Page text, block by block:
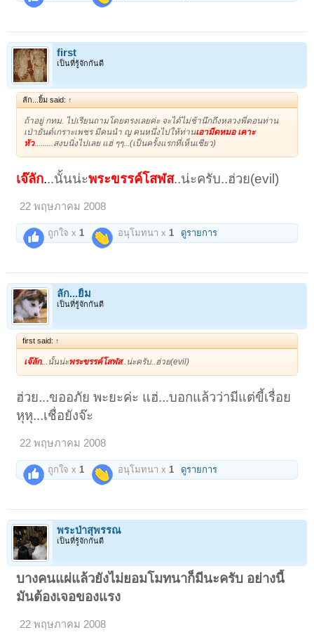
first
เป็นที่รู้จักกันดี
ลัก...ยิ้ม said: ↑
ถ้าอยู่ กทม. ไปเรียนถามโดยตรงเลยค่ะ จะได้ไม่ช้านึกถึงหลวงพี่ตอนท่าน
เป่ายันต์เกราะเพชร มีคนนำ ญ คนหนึ่งไปให้ท่านเอามีดหมอ เคาะ
หัว.........สงบนิ่งไปเลย แฮ่ ๆๆ...(เป็นครั้งแรกที่เห็นเชียว)
เจ๊ลัก...นั้นน่ะพระขรรค์โสฬส..น่ะครับ..ฮ่วย(evil)
22 พฤษภาคม 2008
ถูกใจ x1 อนุโมทนา x1 ดูรายการ
ลัก...ยิ้ม
เป็นที่รู้จักกันดี
first said: ↑
เจ๊ลัก. ..นั้นน่ะพระขรรค์โสฬส..น่ะครับ..ฮ่วย(evil)
ฮ่วย...ขออภัย พะยะค่ะ แฮ่...บอกแล้วว่ามีแต่ขี้เรื่อย
หุหุ...เชื่อยังจ๊ะ
22 พฤษภาคม 2008
ถูกใจ x1 อนุโมทนา x1 ดูรายการ
พระป่าสุพรรณ
เป็นที่รู้จักกันดี
บางคนแผ่แล้วยังไม่ยอมโมทนาก็มีนะครับ อย่างนี้
มันต้องเจอของแรง
22 พฤษภาคม 2008